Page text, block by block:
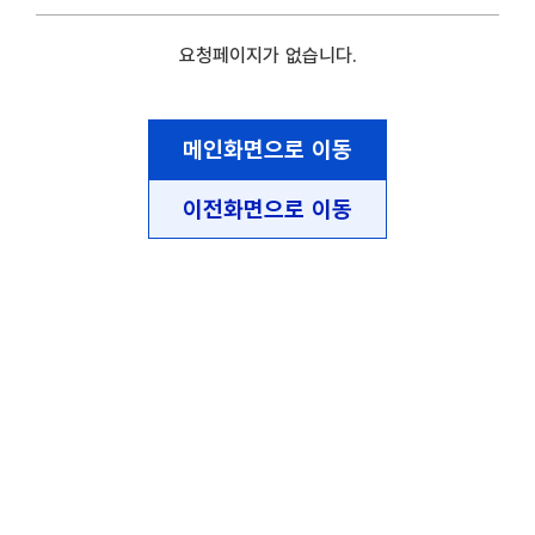
요청페이지가 없습니다.
메인화면으로 이동
이전화면으로 이동